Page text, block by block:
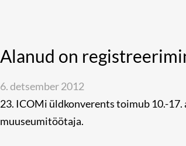
Alanud on
6. detsember 2012
23. ICOMi üldkonverents toimub 10.-
muuseumitöötaja.